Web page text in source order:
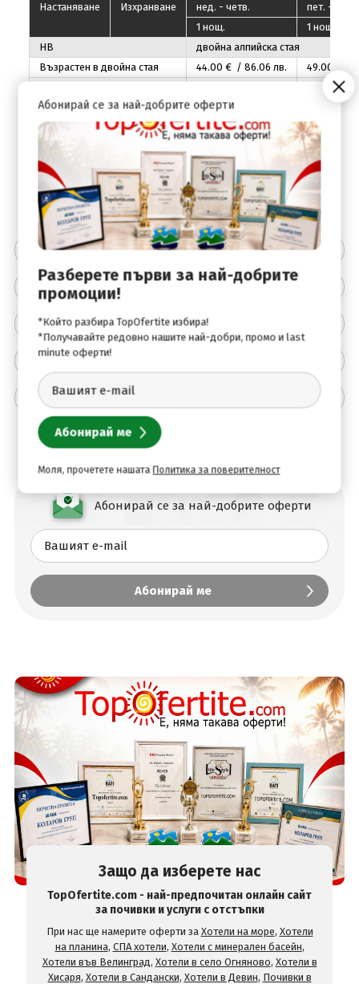
Настаняване Изхранване
нед. - четв.
пeт. - съб.
1 нощ.
1 нощ.
HB
двойна алпийска стая
Възрастен в двойна стая
44.00 € / 86.06 лв. 49.00
.00€ /
Двама възрастни и дете (0-
3.99) на допълнително
легло
88.00€ / 172.11 98
За Уикендите офертата важи при минимум 2
нощувки!!!
Цената включва
Цената не включва
Описание на хотела
Удобства
Допълнителна информация
Абонирай се за най-добрите оферти
Защо да изберете нас
TopOfertite.com - най-предпочитан онлайн сайт
за почивки и услуги с отстъпки
При нас ще намерите оферти за Хотели на море, Хотели
на планина, СПА хотели, Хотели с минерален басейн,
Хотели във Велинград, Хотели в село Огняново, Хотели в
Хисаря, Хотели в Сандански, Хотели в Девин, Почивки в
Абонирай се за най-добрите оферти
Разберете първи за най-добрите
промоции!
*Който разбира TopOfertite избира!
*Получавайте редовно нашите най-добри, промо и last
minute оферти!
Моля, прочетете нашата Политика за поверителност